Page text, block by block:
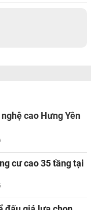
cao Hưng Yên
cư cao 35 tầng tại